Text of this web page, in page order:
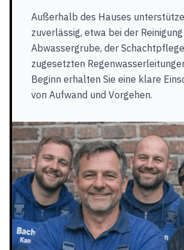
Außerhalb des Hauses
zuverlässig, etwa bei der
Abwassergrube, der
zugesetzten
Beginn erhalten Sie eine klare
von Aufwand und Vorgehen.